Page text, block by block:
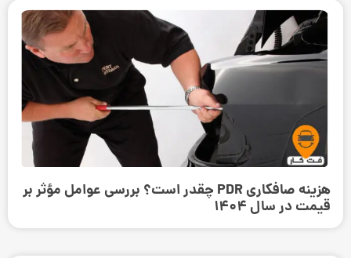
هزینه صافکاری PDR چقدر است؟ بررسی عوامل مؤثر بر
قیمت در سال 1404